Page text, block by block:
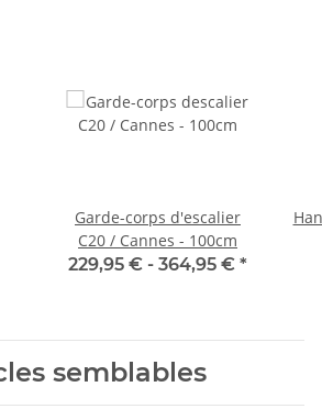
Garde-corps d'escalier
C20 / Cannes - 100cm
229,95 € - 364,95 € *
semblables